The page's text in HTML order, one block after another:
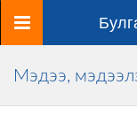
Цэс
Мэдээ,